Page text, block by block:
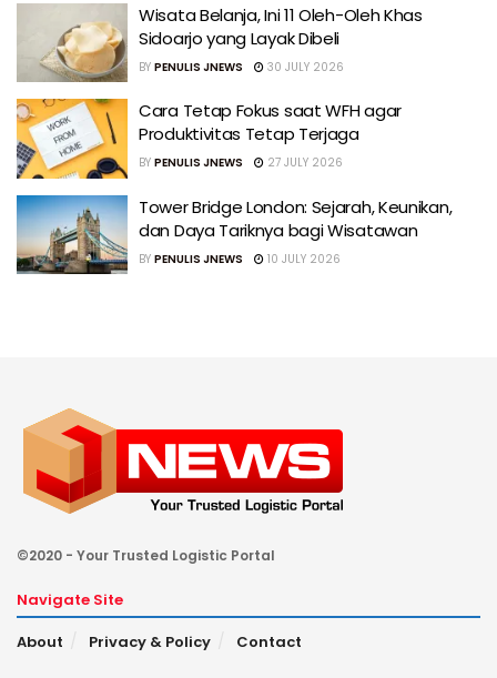
Wisata Belanja, Ini 11 Oleh-Oleh Khas
Sidoarjo yang Layak Dibeli
BY PENULIS JNEWS 30 JULY 2026
Cara Tetap Fokus saat WFH agar
Produktivitas Tetap Terjaga
BY PENULIS JNEWS 27 JULY 2026
Tower Bridge London: Sejarah, Keunikan,
dan Daya Tariknya bagi Wisatawan
BY PENULIS JNEWS 10 JULY 2026
©2020 - Your Trusted Logistic Portal
Navigate Site
About
Privacy & Policy Contact